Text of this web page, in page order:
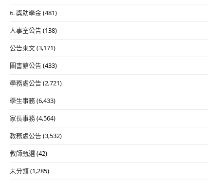
6. 獎助學金(481)
人事室公告(138)
公告來文(3,171)
圖書館公告(433)
學務處公告(2,721)
學生事務(6,433)
家長事務(4,564)
教務處公告(3,532)
教師甄選(42)
未分類(1,285)